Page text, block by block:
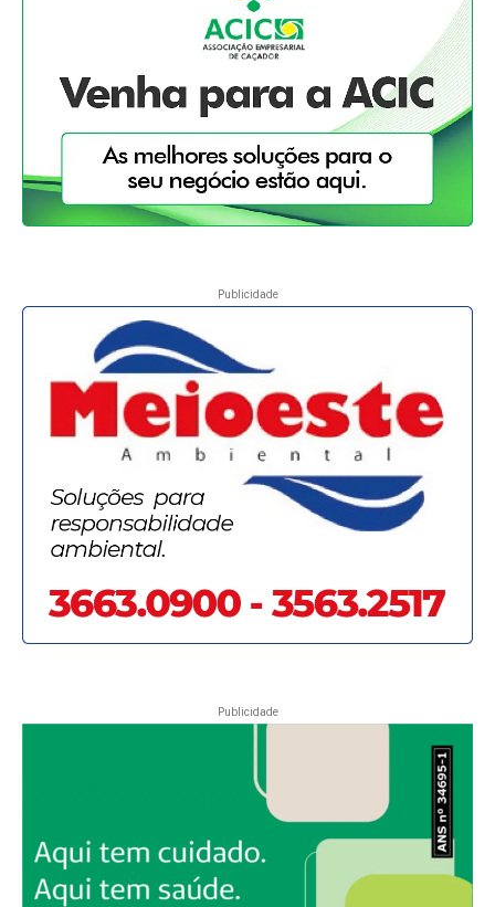
Publicidade
Publicidade